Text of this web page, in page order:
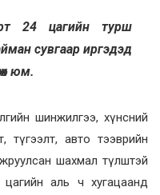
24 цагийн турш
сувгаар иргэдэд
юм.
шинжилгээ, хүнсний
түгээлт, авто тээврийн
шахмал түлштэй
аль ч хугацаанд